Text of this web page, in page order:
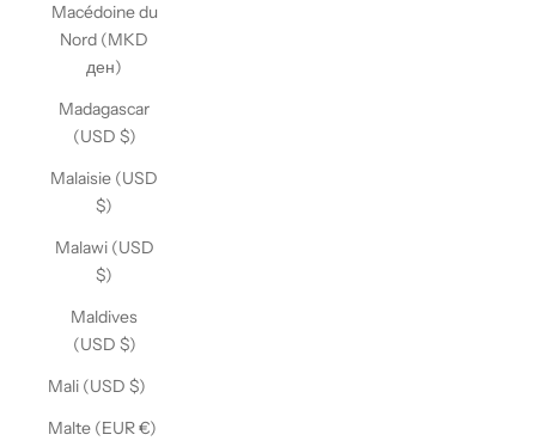
Macédoine du
Nord (MKD
ден)
Madagascar
(USD $)
Malaisie (USD
$)
Malawi (USD
$)
Maldives
(USD $)
Mali (USD $)
Malte (EUR €)